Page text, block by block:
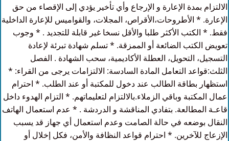
الالتزام بمدة الإعارة و الإرجاع وأي تأخير يؤدي إلى الإقصاء من حق
الإعارة. * الأطروحات،الأقراص، المجلات، والقواميس للإعارة الداخلية
فقط. * الكتب الأكثر طلبا والأقل نسخا غير قابلة للتجديد . * وجوب
تعويض الكتب الضائعة أو الممزقة. * تسلم شهادة تبرئة لإعادة
التسجيل، التحويل، العطلة الأكاديمية، سحب الشهادة . الفصل
الثلث:قواعد التعامل المادة السادسة: الالتزامات يرجى من القراء: *
استظهار بطاقة الطالب عند دخول للمكتبة أو عند الطلب. * احترام
عمال المكتبة وباقي الزملاء.بالالتزام لتعليماتهم. * التزام الهدوء داخل
قاعـة المطالعة. بتفادي المناقشة و الدردشة . * عدم استعمال الهاتف
النقال بوضعه في حالة الصامت وعدم استعمال أي جهاز قد يسبب
الإزعاج للآخرين. * احترام قواعد النظافة والأمن، فكل إخلال أو